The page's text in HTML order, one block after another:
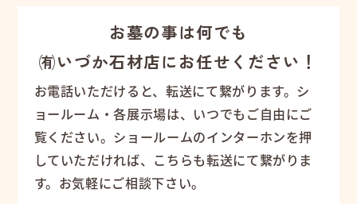
お墓の事は何でも
㈲いづか石材店にお任せください！
お電話いただけると、転送にて繋がります。シ
ョールーム・各展示場は、いつでもご自由にご
覧ください。ショールームのインターホンを押
していただければ、こちらも転送にて繋がりま
す。お気軽にご相談下さい。